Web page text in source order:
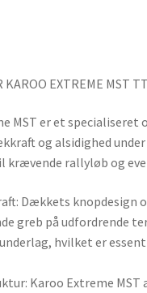
KAROO EXTREME MST
MST er et
og alsidighed
krævende rallyløb og
Dækkets knopdesign
greb på udfordrende
hvilket er
Karoo Extreme MST